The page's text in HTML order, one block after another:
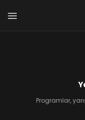
Programlar,